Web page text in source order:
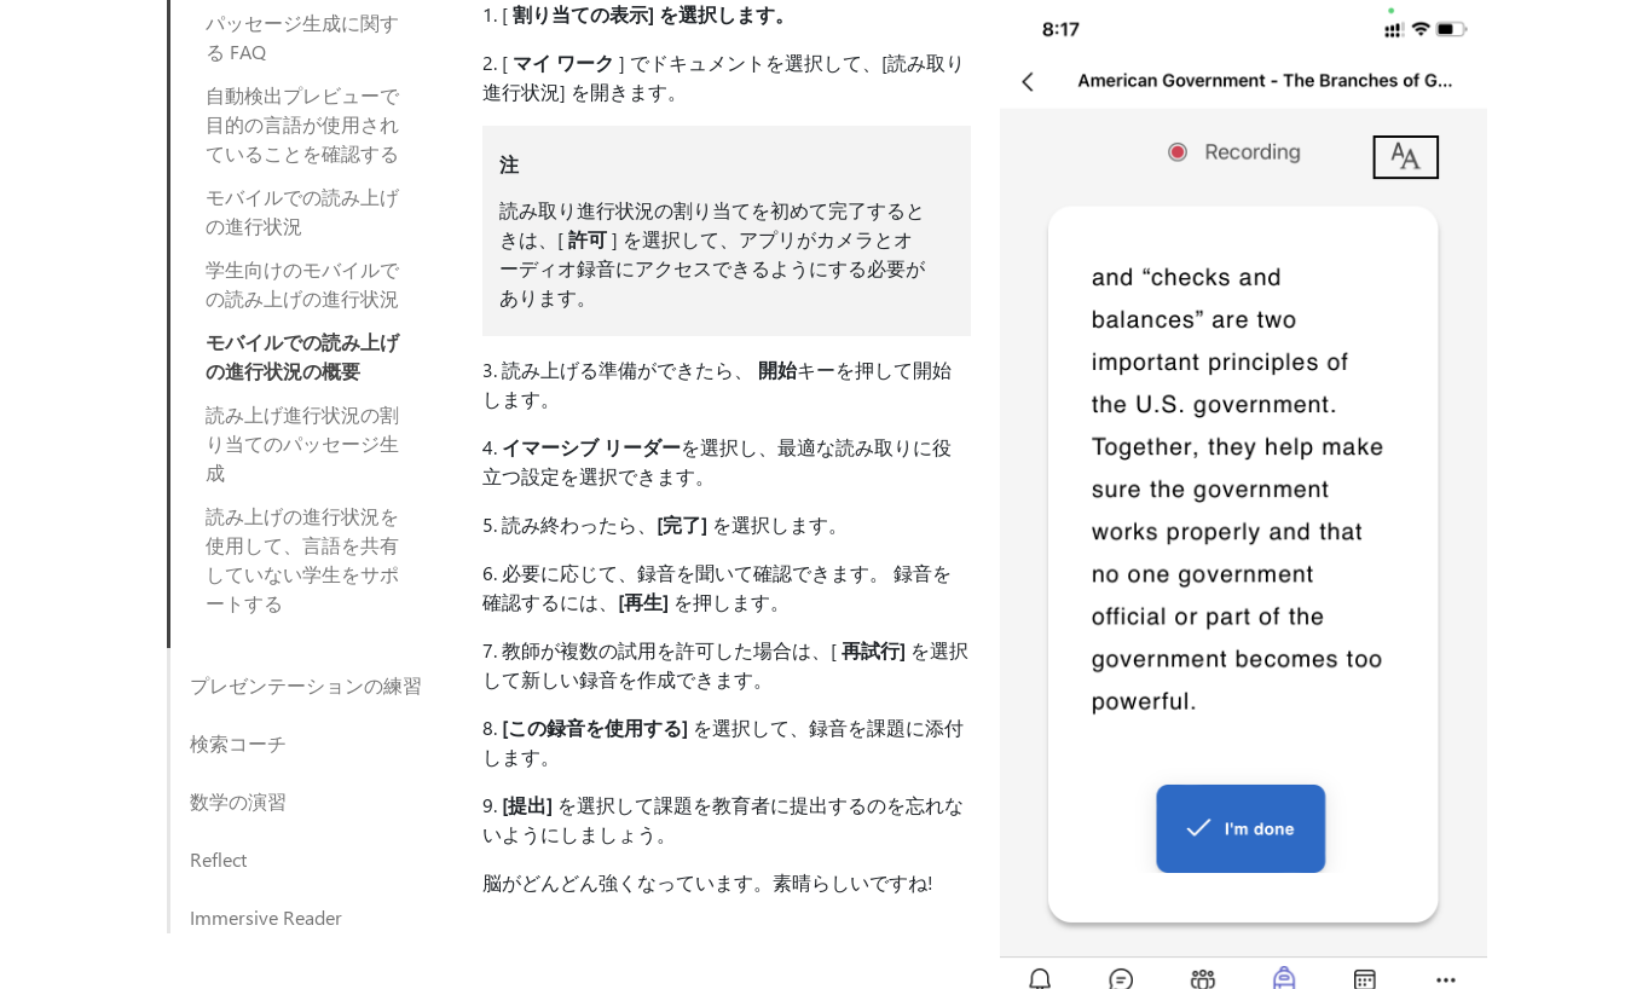
パッセージ生成に関す
る FAQ
自動検出プレビューで
目的の言語が使用され
ていることを確認する
モバイルでの読み上げ
の進行状況
学生向けのモバイルで
の読み上げの進行状況
モバイルでの読み上げ
の進行状況の概要
読み上げ進行状況の割
り当てのパッセージ生
成
読み上げの進行状況を
使用して、言語を共有
していない学生をサポ
ートする
プレゼンテーションの練習
検索コーチ
数学の演習
Reflect
Immersive Reader
1. [割り当ての表示] を選択します。
2. [ マイ ワーク ] でドキュメントを選択して、[読み取り
進行状況] を開きます。
注
読み取り進行状況の割り当てを初めて完了すると
きは、[許可] を選択して、アプリがカメラとオ
ーディオ録音にアクセスできるようにする必要が
あります。
3. 読み上げる準備ができたら、 開始キーを押して開始
します。
4. イマーシブ リーダーを選択し、最適な読み取りに役
立つ設定を選択できます。
5. 読み終わったら、 [完了] を選択します。
6. 必要に応じて、録音を聞いて確認できます。 録音を
確認するには、 [再生] を押します。
7. 教師が複数の試用を許可した場合は、[再試行] を選択
して新しい録音を作成できます。
8. [この録音を使用する] を選択して、録音を課題に添付
します。
9. [提出] を選択して課題を教育者に提出するのを忘れな
いようにしましょう。
脳がどんどん強くなっています。素晴らしいですね!